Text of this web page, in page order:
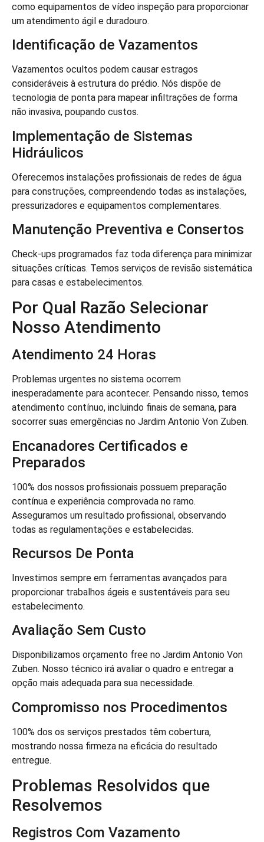
como equipamentos de vídeo inspeção para proporcionar
um atendimento ágil e duradouro.
Identificação de Vazamentos
Vazamentos ocultos podem causar estragos
consideráveis à estrutura do prédio. Nós dispõe de
tecnologia de ponta para mapear infiltrações de forma
não invasiva, poupando custos.
Implementação de Sistemas
Hidráulicos
Oferecemos instalações profissionais de redes de água
para construções, compreendendo todas as instalações,
pressurizadores e equipamentos complementares.
Manutenção Preventiva e Consertos
Check-ups programados faz toda diferença para minimizar
situações críticas. Temos serviços de revisão sistemática
para casas e estabelecimentos.
Por Qual Razão Selecionar
Nosso Atendimento
Atendimento 24 Horas
Problemas urgentes no sistema ocorrem
inesperadamente para acontecer. Pensando nisso, temos
atendimento contínuo, incluindo finais de semana, para
socorrer suas emergências no Jardim Antonio Von Zuben.
Encanadores Certificados e
Preparados
100% dos nossos profissionais possuem preparação
contínua e experiência comprovada no ramo.
Asseguramos um resultado profissional, observando
todas as regulamentações e estabelecidas.
Recursos De Ponta
Investimos sempre em ferramentas avançados para
proporcionar trabalhos ágeis e sustentáveis para seu
estabelecimento.
Avaliação Sem Custo
Disponibilizamos orçamento free no Jardim Antonio Von
Zuben. Nosso técnico irá avaliar o quadro e entregar a
opção mais adequada para sua necessidade.
Compromisso nos Procedimentos
100% dos os serviços prestados têm cobertura,
mostrando nossa firmeza na eficácia do resultado
entregue.
Problemas Resolvidos que
Resolvemos
Registros Com Vazamento